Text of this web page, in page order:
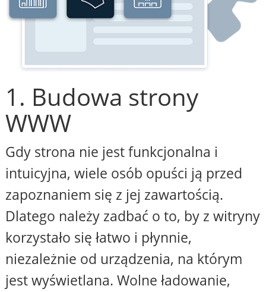
1. Budowa strony
WWW
Gdy strona nie jest funkcjonalna i
intuicyjna, wiele osób opuści ją przed
zapoznaniem się z jej zawartością.
Dlatego należy zadbać o to, by z witryny
korzystało się łatwo i płynnie,
niezależnie od urządzenia, na którym
jest wyświetlana. Wolne ładowanie,